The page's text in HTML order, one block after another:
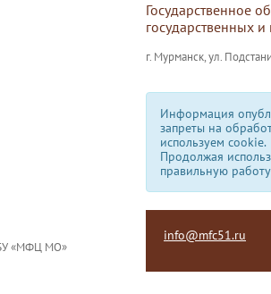
Государственное
государственных
г. Мурманск, ул.
Информация
запреты на
используем сookie.
Продолжая
правильную
«МФЦ МО»
info@mfc51.ru